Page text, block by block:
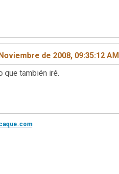
de 2008, 09:35:12 AM
que también iré.